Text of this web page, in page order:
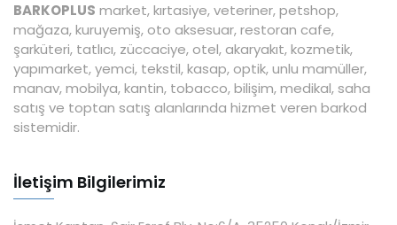
BARKOPLUS market, kırtasiye, veteriner, petshop,
mağaza, kuruyemiş, oto aksesuar, restoran cafe,
şarküteri, tatlıcı, züccaciye, otel, akaryakıt, kozmetik,
yapımarket, yemci, tekstil, kasap, optik, unlu mamüller,
manav, mobilya, kantin, tobacco, bilişim, medikal, saha
satış ve toptan satış alanlarında hizmet veren barkod
sistemidir.
İletişim Bilgilerimiz